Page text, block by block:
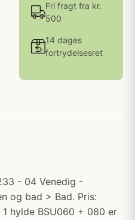
Fri fragt fra kr.
500
14 dages
fortrydelsesret
- 04 Venedig -
og bad > Bad. Pris:
1 hylde BSU060 + 080 er